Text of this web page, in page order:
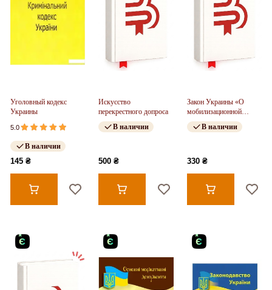
Уголовный кодекс
Украины
5.0
В наличии
145 ₴
Искусство
перекрестного допроса
В наличии
500 ₴
Закон Украины «О
мобилизационной
подготовке и
мобилизации»
В наличии
330 ₴